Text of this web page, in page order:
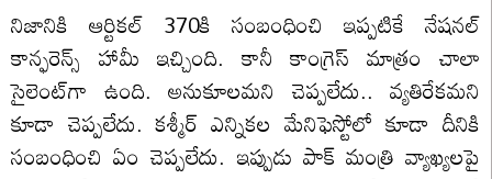
నిజానికి ఆర్టికల్ 370కి సంబంధించి ఇప్పటికే నేషనల్
కాన్ఫరెన్స్‌ హామీ ఇచ్చింది. కానీ కాంగ్రెస్‌ మాత్రం చాలా
సైలెంట్‌గా ఉంది. అనుకూలమని చెప్పలేదు.. వ్యతిరేకమని
కూడా చెప్పలేదు. కశ్మీర్‌ ఎన్నికల మేనిఫెస్టోలో కూడా దీనికి
సంబంధించి ఏం చెప్పలేదు. ఇప్పుడు పాక్‌ మంత్రి వ్యాఖ్యలపై